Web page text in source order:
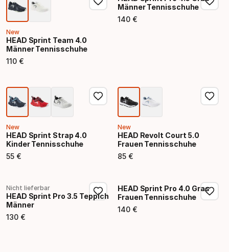
New
HEAD Sprint Team 4.0
Männer Tennisschuhe
110 €
Endpreis
Männer Tennisschuhe
140 €
Endpreis
New
HEAD Sprint Strap 4.0
Kinder Tennisschuhe
55 €
Endpreis
New
HEAD Revolt Court 5.0
Frauen Tennisschuhe
85 €
Endpreis
Nicht lieferbar
HEAD Sprint Pro 3.5 Teppich
Männer
130 €
Endpreis
HEAD Sprint Pro 4.0 Gras
Frauen Tennisschuhe
140 €
Endpreis